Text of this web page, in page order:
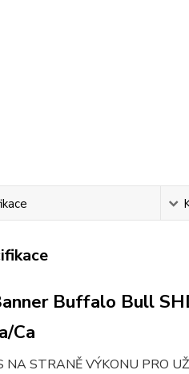
Buffalo Bull
Ca
NA STRANĚ VÝKONU PRO